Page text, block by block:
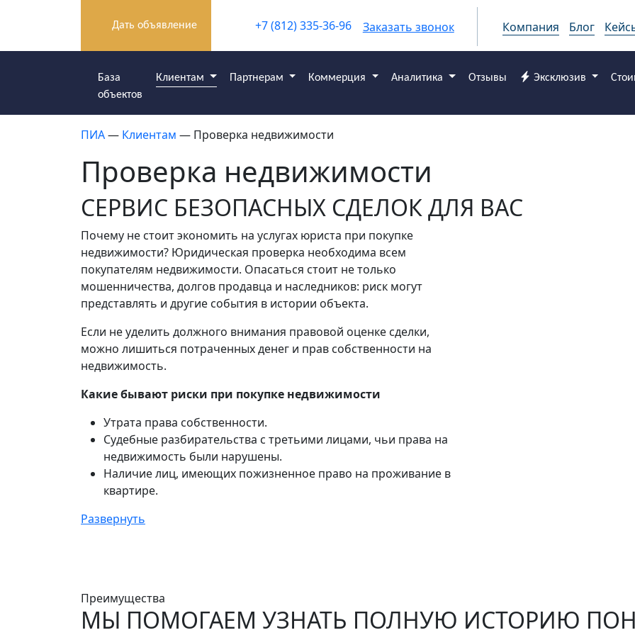
Дать объявление +7 (812) 335-36-96 Заказать звонок Компания Блог
База
объектов
Клиентам Партнерам Коммерция Аналитика Отзывы Эксклюзив
ПИА— Клиентам — Проверка недвижимости
Проверка недвижимости
СЕРВИС БЕЗОПАСНЫХ СДЕЛОК ДЛЯ ВАС
Почему не стоит экономить на услугах юриста при покупке
недвижимости? Юридическая проверка необходима всем
покупателям недвижимости. Опасаться стоит не только
мошенничества, долгов продавца и наследников: риск могут
представлять и другие события в истории объекта.
Если не уделить должного внимания правовой оценке сделки,
можно лишиться потраченных денег и прав собственности на
недвижимость.
Какие бывают риски при покупке недвижимости
Утрата права собственности.
Судебные разбирательства с третьими лицами, чьи права на
недвижимость были нарушены.
Наличие лиц, имеющих пожизненное право на проживание в
квартире.
Развернуть
Преимущества
МЫ ПОМОГАЕМ УЗНАТЬ ПОЛНУЮ ИСТОРИЮ